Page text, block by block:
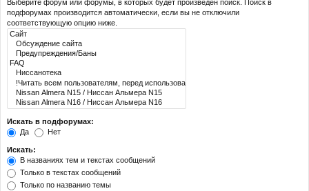
Выберите форум или форумы, в которых будет произведён поиск. Поиск в
подфорумах производится автоматически, если вы не отключили
соответствующую опцию ниже.
Искать в подфорумах:
Да
Нет
Искать:
В названиях тем и текстах сообщений
Только в текстах сообщений
Только по названию темы